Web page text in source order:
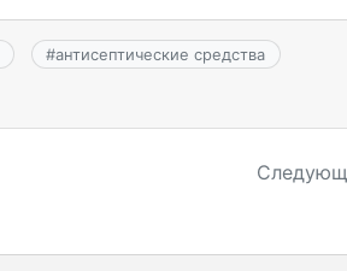
#антисептические средства